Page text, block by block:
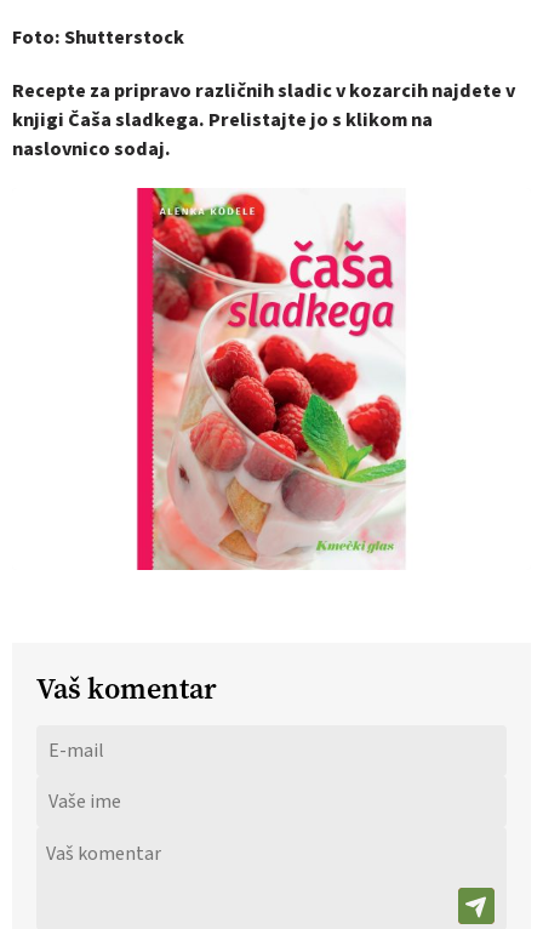
Foto: Shutterstock
Recepte za pripravo različnih sladic v kozarcih najdete v
knjigi Čaša sladkega. Prelistajte jo s klikom na
naslovnico sodaj.
Vaš komentar